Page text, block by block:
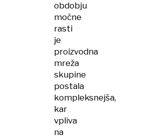
obdobju
močne
rasti
je
proizvodna
mreža
skupine
postala
kompleksnejša,
kar
vpliva
na